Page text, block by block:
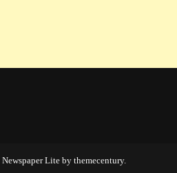
Newspaper Lite by themecentury.